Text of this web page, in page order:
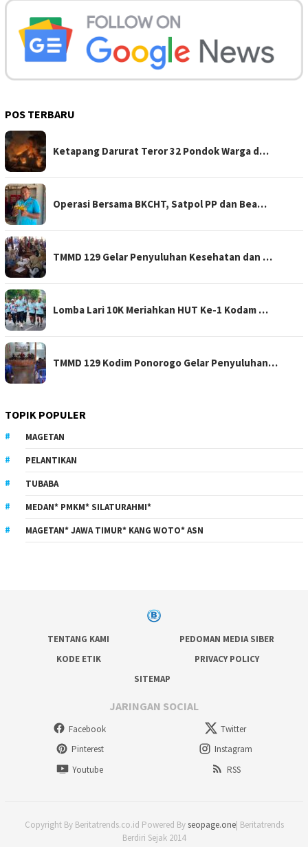
POS TERBARU
Ketapang Darurat Teror 32 Pondok Warga d…
Operasi Bersama BKCHT, Satpol PP dan Bea…
TMMD 129 Gelar Penyuluhan Kesehatan dan …
Lomba Lari 10K Meriahkan HUT Ke-1 Kodam …
TMMD 129 Kodim Ponorogo Gelar Penyuluhan…
TOPIK POPULER
MAGETAN
PELANTIKAN
TUBABA
MEDAN* PMKM* SILATURAHMI*
MAGETAN* JAWA TIMUR* KANG WOTO* ASN
TENTANG KAMI
PEDOMAN MEDIA SIBER
KODE ETIK
PRIVACY POLICY
SITEMAP
JARINGAN SOCIAL
Facebook
Twitter
Pinterest
Instagram
Youtube
RSS
Copyright By Beritatrends.co.id Powered Byseopage.one| Beritatrends
Berdiri Sejak 2014